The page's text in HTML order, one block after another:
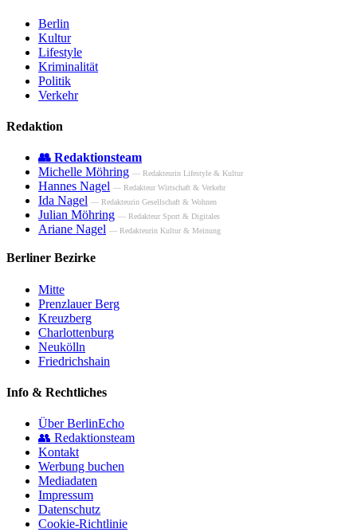
Berlin
Kultur
Lifestyle
Kriminalität
Politik
Verkehr
Redaktion
👥 Redaktionsteam
Michelle Möhring — Redakteurin Lifestyle & Kultur
Hannes Nagel — Redakteur Wirtschaft & Verkehr
Ida Nagel — Redakteurin Gesellschaft & Wohnen
Julian Möhring — Redakteur Sport & Digitales
Ariane Nagel — Redakteurin Kultur & Meinung
Berliner Bezirke
Mitte
Prenzlauer Berg
Kreuzberg
Charlottenburg
Neukölln
Friedrichshain
Info & Rechtliches
Über BerlinEcho
👥 Redaktionsteam
Kontakt
Werbung buchen
Mediadaten
Impressum
Datenschutz
Cookie-Richtlinie